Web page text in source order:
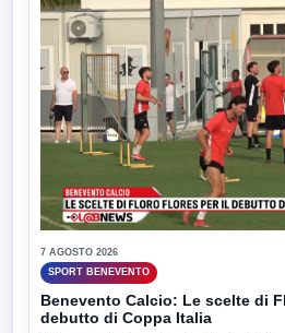
7 AGOSTO 2026
SPORT BENEVENTO
Benevento Calcio: Le scelte di
debutto di Coppa Italia